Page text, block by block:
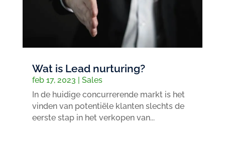
Wat is Lead nurturing?
feb 17, 2023 | Sales
In de huidige concurrerende markt is het
vinden van potentiële klanten slechts de
eerste stap in het verkopen van...